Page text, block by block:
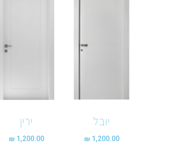
יובל
₪ 1,200.00
ירין
₪ 1,200.00